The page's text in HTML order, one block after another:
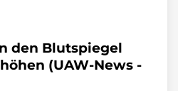
den Blutspiegel
(UAW-News -